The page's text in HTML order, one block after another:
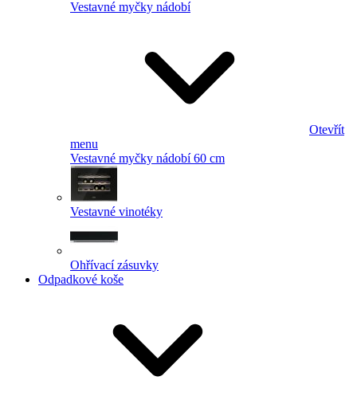
Vestavné myčky nádobí
Otevřít
menu
Vestavné myčky nádobí 60 cm
Vestavné vinotéky
Ohřívací zásuvky
Odpadkové koše